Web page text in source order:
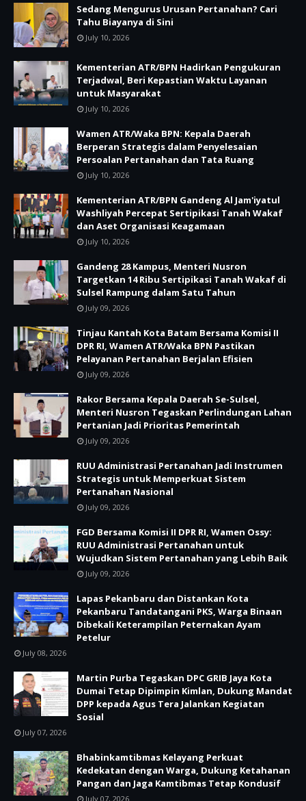
Sedang Mengurus Urusan Pertanahan? Cari
Tahu Biayanya di Sini
July 10, 2026
Kementerian ATR/BPN Hadirkan Pengukuran
Terjadwal, Beri Kepastian Waktu Layanan
untuk Masyarakat
July 10, 2026
Wamen ATR/Waka BPN: Kepala Daerah
Berperan Strategis dalam Penyelesaian
Persoalan Pertanahan dan Tata Ruang
July 10, 2026
Kementerian ATR/BPN Gandeng Al Jam'iyatul
Washliyah Percepat Sertipikasi Tanah Wakaf
dan Aset Organisasi Keagamaan
July 10, 2026
Gandeng 28 Kampus, Menteri Nusron
Targetkan 14 Ribu Sertipikasi Tanah Wakaf di
Sulsel Rampung dalam Satu Tahun
July 09, 2026
Tinjau Kantah Kota Batam Bersama Komisi II
DPR RI, Wamen ATR/Waka BPN Pastikan
Pelayanan Pertanahan Berjalan Efisien
July 09, 2026
Rakor Bersama Kepala Daerah Se-Sulsel,
Menteri Nusron Tegaskan Perlindungan Lahan
Pertanian Jadi Prioritas Pemerintah
July 09, 2026
RUU Administrasi Pertanahan Jadi Instrumen
Strategis untuk Memperkuat Sistem
Pertanahan Nasional
July 09, 2026
FGD Bersama Komisi II DPR RI, Wamen Ossy:
RUU Administrasi Pertanahan untuk
Wujudkan Sistem Pertanahan yang Lebih Baik
July 09, 2026
Lapas Pekanbaru dan Distankan Kota
Pekanbaru Tandatangani PKS, Warga Binaan
Dibekali Keterampilan Peternakan Ayam
Petelur
July 08, 2026
Martin Purba Tegaskan DPC GRIB Jaya Kota
Dumai Tetap Dipimpin Kimlan, Dukung Mandat
DPP kepada Agus Tera Jalankan Kegiatan
Sosial
July 07, 2026
Bhabinkamtibmas Kelayang Perkuat
Kedekatan dengan Warga, Dukung Ketahanan
Pangan dan Jaga Kamtibmas Tetap Kondusif
July 07, 2026